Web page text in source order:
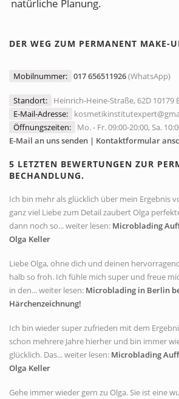
natürliche Planung.
DER WEG ZUM PERMANENT MAKE-
Mobilnummer: 017 656511926(WhatsApp)
Standort:
Heinrich-Heine-Straße, 62D 10179
E-Mail-Adresse:
Öffnungszeiten:
Mo. - Fr. 09:00-20:00, Sa.
E-Mail an uns senden | Kontaktformular
5 LETZTEN BEWERTUNGEN ZUR
BECHANDLUNG.
Ich bin mehr als glücklich über mein Ergebnis
ganz viel Liebe zum Detail zaubert Olga
dann noch so... weiter lesen: Microblading
Olga Keller
Liebe Olga, ohne dich und deinen
halb so froh. Ich fühle mich super und freue
in den... weiter lesen: Microblading in Berlin
Härchenzeichnung!
Ich bin wieder super zufrieden mit dem
schon mehrere Jahre hierher und bin immer
glücklich. Das... weiter lesen: Microblading
Olga Keller
Gehe immer wieder gern zu Olga. Sie ist eine